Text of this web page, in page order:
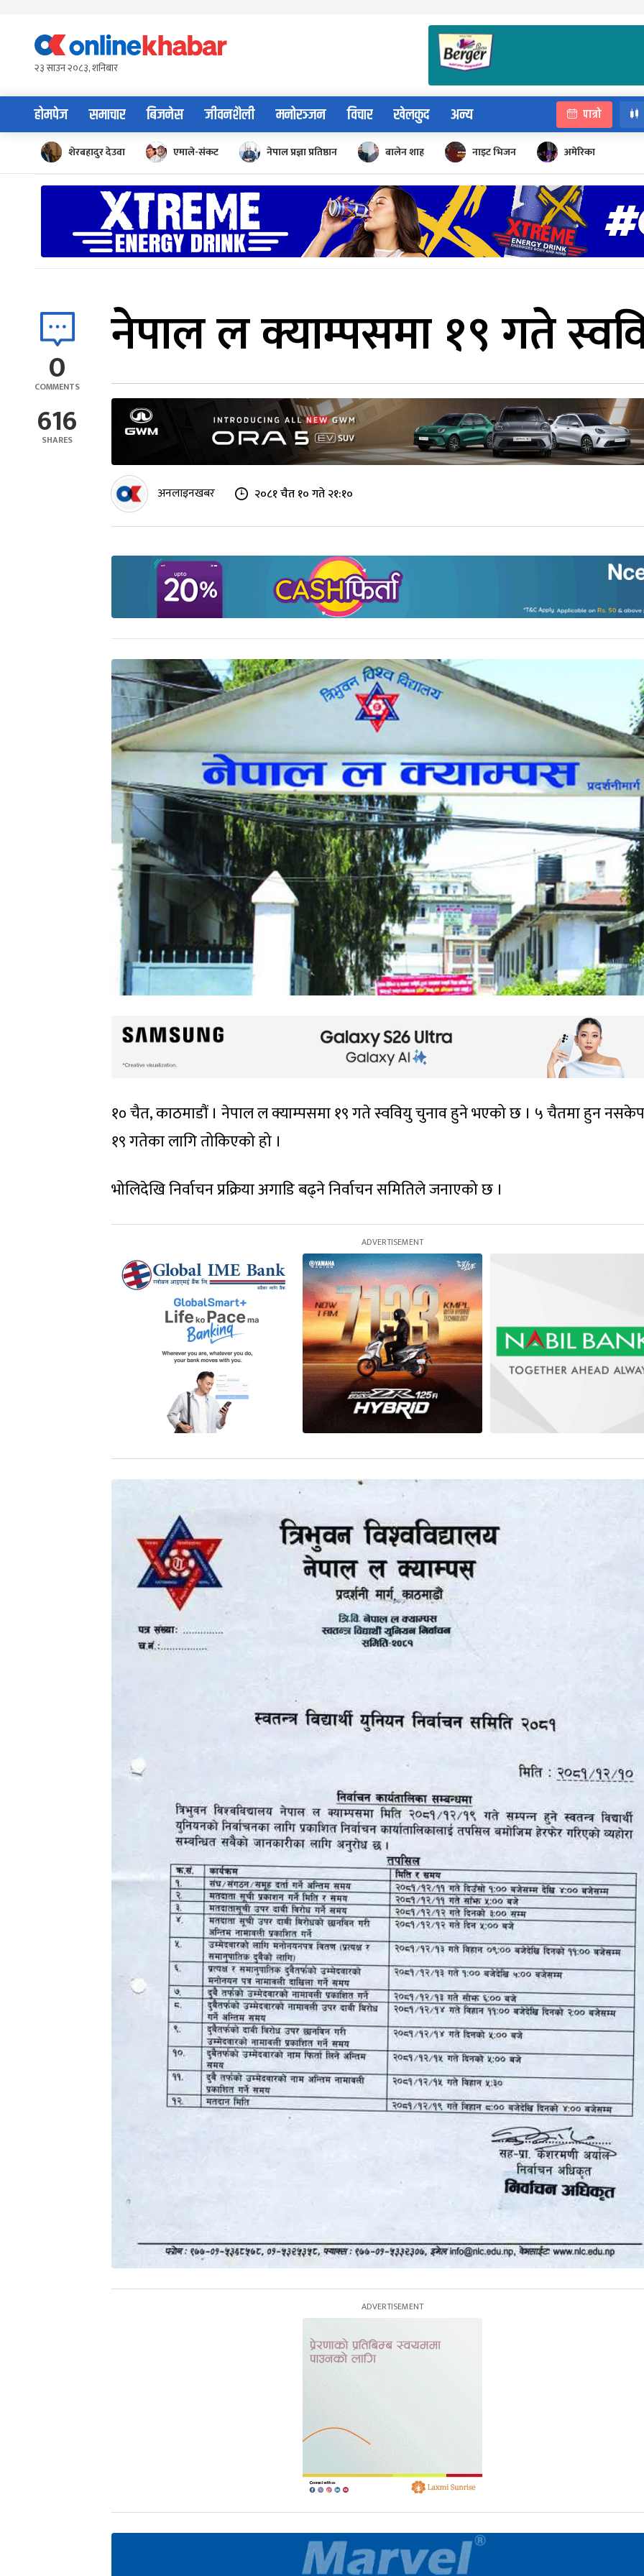
content२३ साउन २०८३, शनिबार
होमपेज समाचार बिजनेस जीवनशैली मनोरञ्जन विचार खेलकुद अन्य पात्रो
शेरबहादुर देउवा एमाले-संकट नेपाल प्रज्ञा प्रतिष्ठान बालेन शाह नाइट भिजन अमेरिका
0
COMMENTS
616
SHARES
नेपाल ल क्याम्पसमा १९ गते
अनलाइनखबर २०८१ चैत १० गते २१:१०
१० चैत, काठमाडौं । नेपाल ल क्याम्पसमा १९ गते स्ववियु चुनाव हुने भएको छ । ५ चैतमा हुन
१९ गतेका लागि तोकिएको हो ।
भोलिदेखि निर्वाचन प्रक्रिया अगाडि बढ्ने निर्वाचन समितिले जनाएको छ ।